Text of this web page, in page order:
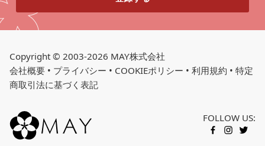
Copyright © 2003-2026 MAY株式会社
会社概要 • プライバシー • COOKIEポリシー • 利用規約 • 特定
商取引法に基づく表記
FOLLOW US:
FACEBOOK